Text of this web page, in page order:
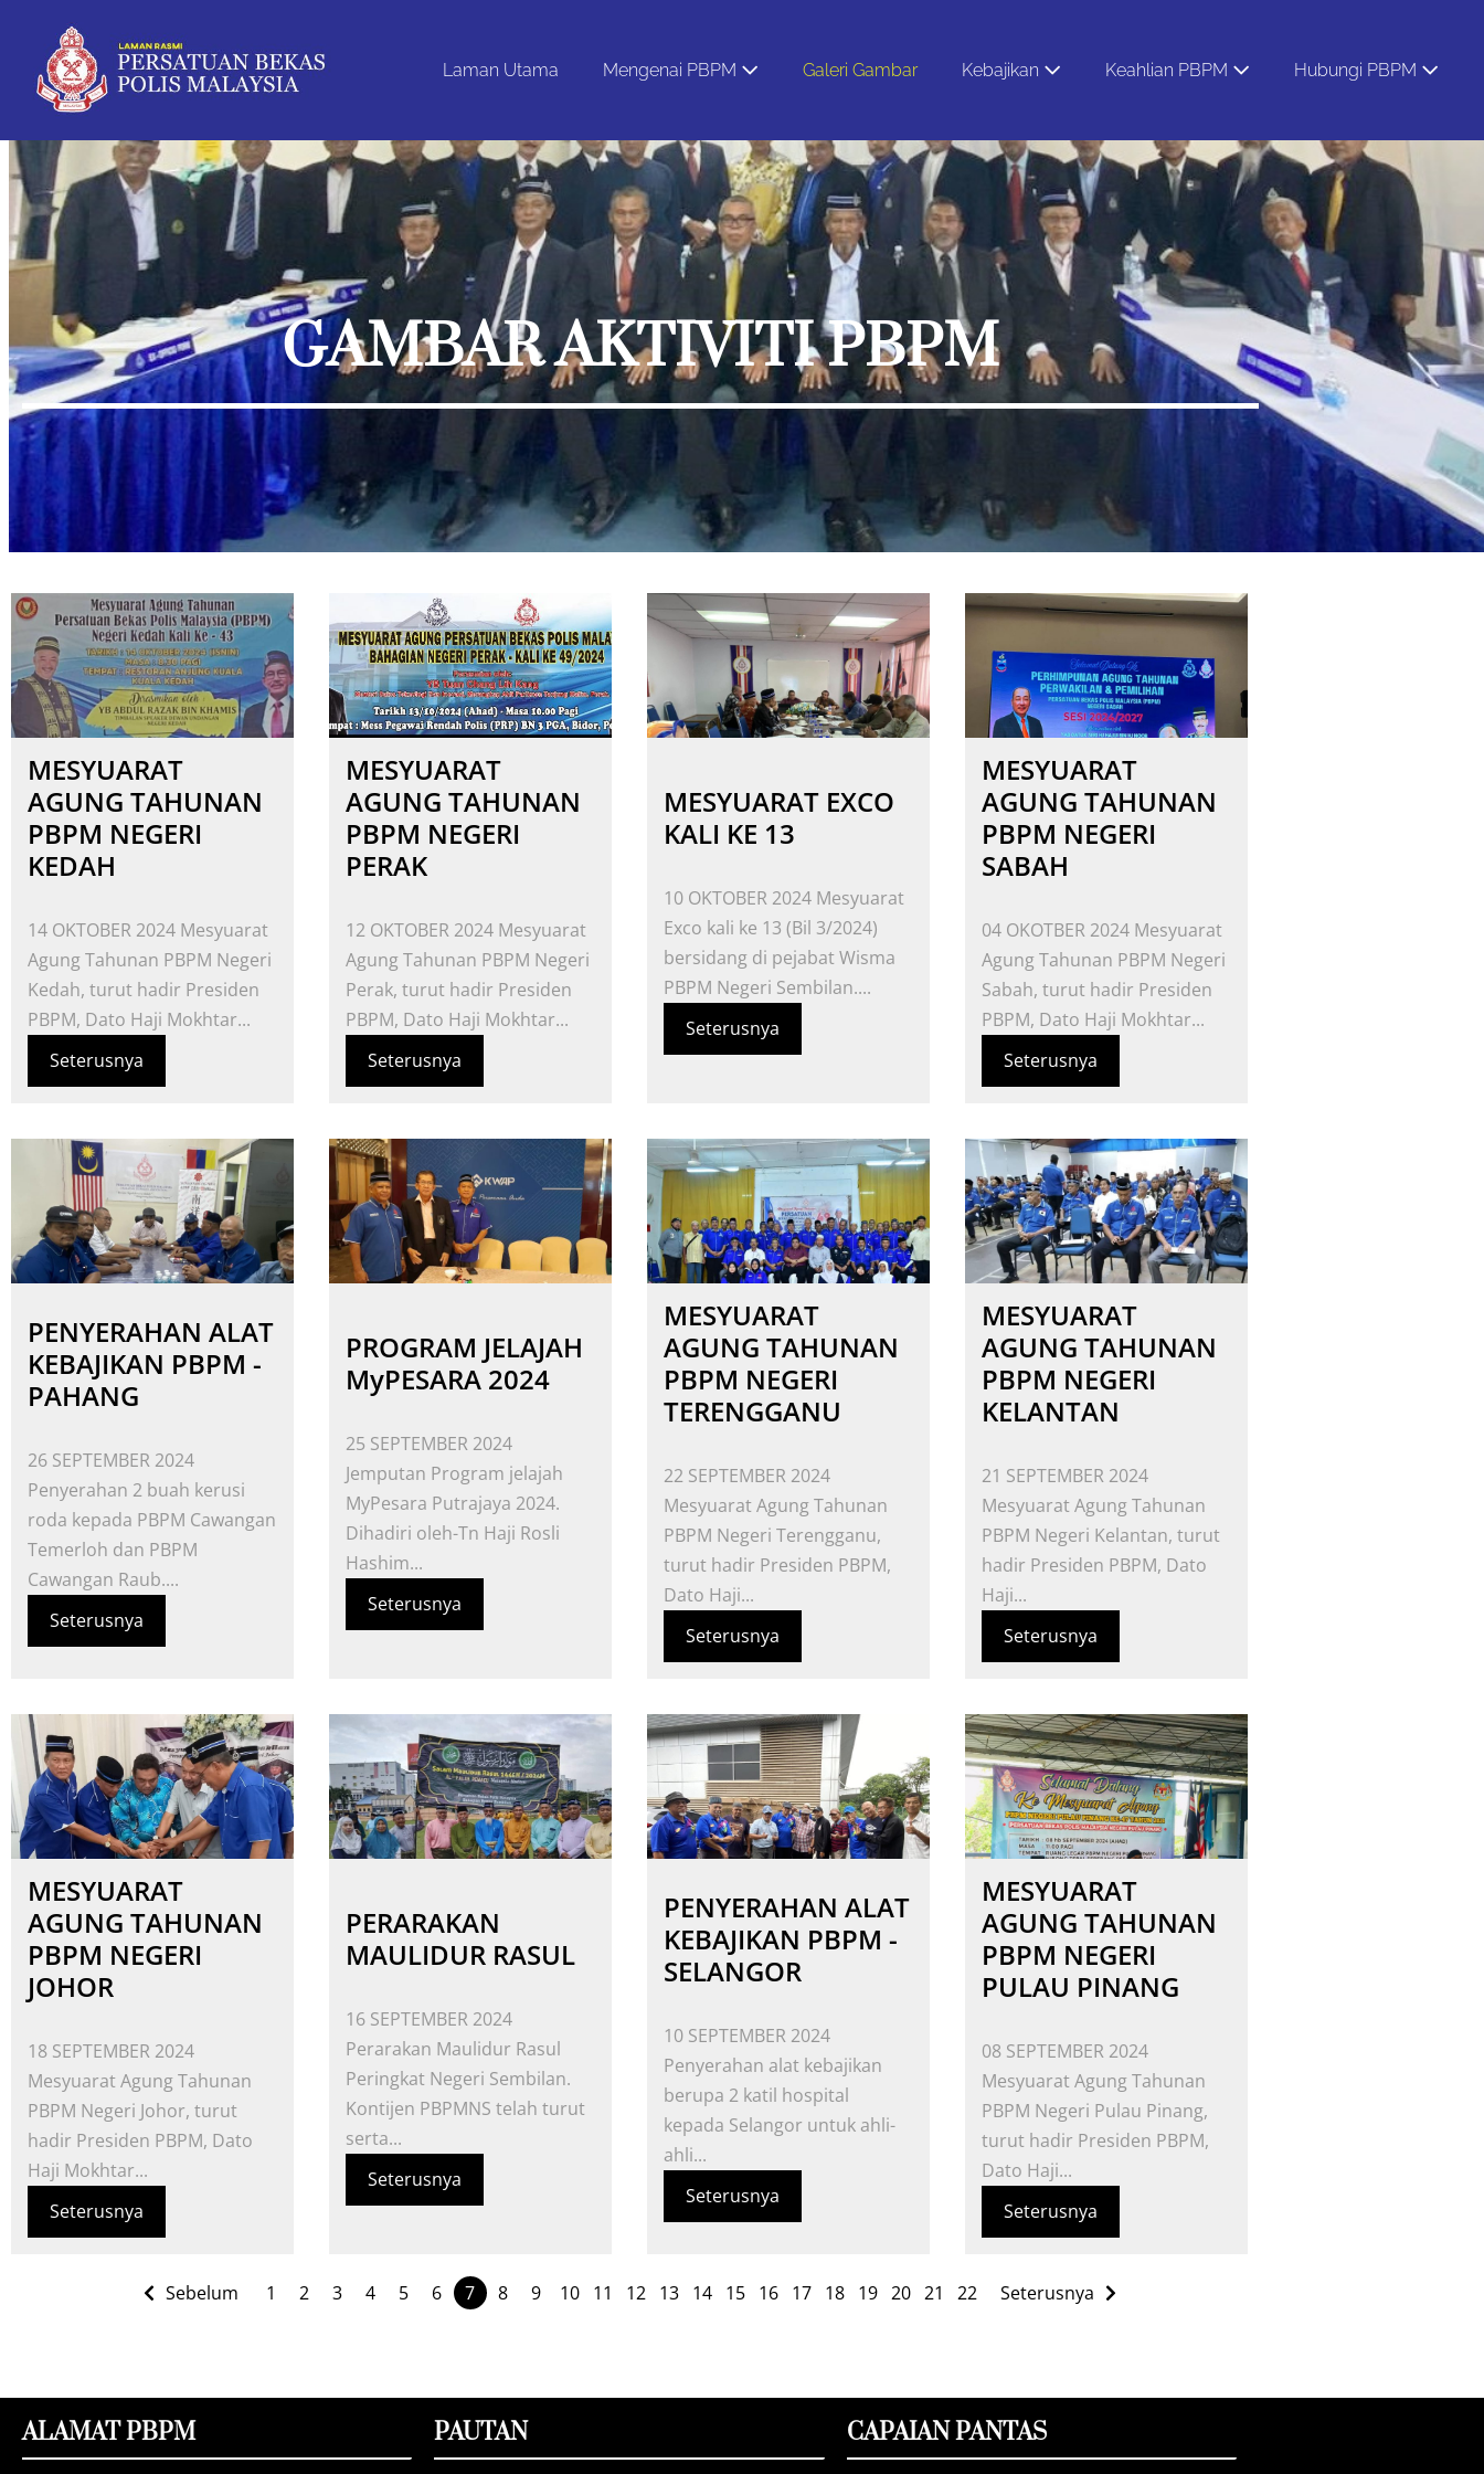
Laman Utama Mengenai PBPM Galeri Gambar Kebajikan Keahlian PBPM Hubungi PBPM
GAMBAR AKTIVITI PBPM
MESYUARAT
AGUNG TAHUNAN
PBPM NEGERI
KEDAH
14 OKTOBER 2024 Mesyuarat
Agung Tahunan PBPM Negeri
Kedah, turut hadir Presiden
PBPM, Dato Haji Mokhtar...
Seterusnya
MESYUARAT
AGUNG TAHUNAN
PBPM NEGERI
PERAK
12 OKTOBER 2024 Mesyuarat
Agung Tahunan PBPM Negeri
Perak, turut hadir Presiden
PBPM, Dato Haji Mokhtar...
Seterusnya
MESYUARAT EXCO
KALI KE 13
10 OKTOBER 2024 Mesyuarat
Exco kali ke 13 (Bil 3/2024)
bersidang di pejabat Wisma
PBPM Negeri Sembilan....
Seterusnya
MESYUARAT
AGUNG TAHUNAN
PBPM NEGERI
SABAH
04 OKOTBER 2024 Mesyuarat
Agung Tahunan PBPM Negeri
Sabah, turut hadir Presiden
PBPM, Dato Haji Mokhtar...
Seterusnya
PENYERAHAN ALAT
KEBAJIKAN PBPM -
PAHANG
26 SEPTEMBER 2024
Penyerahan 2 buah kerusi
roda kepada PBPM Cawangan
Temerloh dan PBPM
Cawangan Raub....
Seterusnya
PROGRAM JELAJAH
MyPESARA 2024
25 SEPTEMBER 2024
Jemputan Program jelajah
MyPesara Putrajaya 2024.
Dihadiri oleh-Tn Haji Rosli
Hashim...
Seterusnya
MESYUARAT
AGUNG TAHUNAN
PBPM NEGERI
TERENGGANU
22 SEPTEMBER 2024
Mesyuarat Agung Tahunan
PBPM Negeri Terengganu,
turut hadir Presiden PBPM,
Dato Haji...
Seterusnya
MESYUARAT
AGUNG TAHUNAN
PBPM NEGERI
KELANTAN
21 SEPTEMBER 2024
Mesyuarat Agung Tahunan
PBPM Negeri Kelantan, turut
hadir Presiden PBPM, Dato
Haji...
Seterusnya
MESYUARAT
AGUNG TAHUNAN
PBPM NEGERI
JOHOR
18 SEPTEMBER 2024
Mesyuarat Agung Tahunan
PBPM Negeri Johor, turut
hadir Presiden PBPM, Dato
Haji Mokhtar...
Seterusnya
PERARAKAN
MAULIDUR RASUL
16 SEPTEMBER 2024
Perarakan Maulidur Rasul
Peringkat Negeri Sembilan.
Kontijen PBPMNS telah turut
serta...
Seterusnya
PENYERAHAN ALAT
KEBAJIKAN PBPM -
SELANGOR
10 SEPTEMBER 2024
Penyerahan alat kebajikan
berupa 2 katil hospital
kepada Selangor untuk ahli-
ahli...
Seterusnya
MESYUARAT
AGUNG TAHUNAN
PBPM NEGERI
PULAU PINANG
08 SEPTEMBER 2024
Mesyuarat Agung Tahunan
PBPM Negeri Pulau Pinang,
turut hadir Presiden PBPM,
Dato Haji...
Seterusnya
Sebelum 1 2 3 4 5 6 7 8 9 10 11 12 13 14 15 16 17 18 19 20 21 22 Seterusnya
ALAMAT PBPM PAUTAN CAPAIAN PANTAS